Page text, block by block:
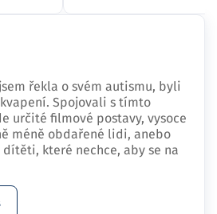
řekla o svém autismu, byli
Spojovali s tímto
určité filmové postavy, vysoce
méně obdařené lidi, anebo
které nechce, aby se na